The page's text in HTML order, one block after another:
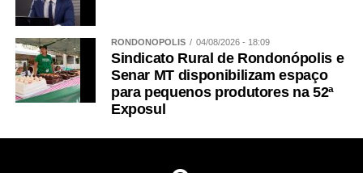
RONDONÓPOLIS 04/08/2026 - 18:09
Sindicato Rural de Rondonópolis e
Senar MT disponibilizam espaço
para pequenos produtores na 52ª
Exposul